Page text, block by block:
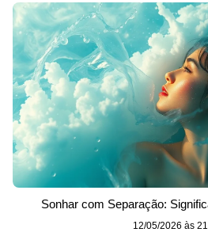
Sonhar com Separação:
12/05/2026 às